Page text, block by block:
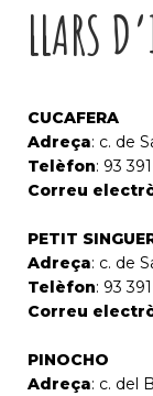
LLARS
CUCAFERA
Adreça: c. de
Telèfon: 93
Correu
PETIT
Adreça: c. de
Telèfon: 93 391
Correu
PINOCHO
Adreça: c. del